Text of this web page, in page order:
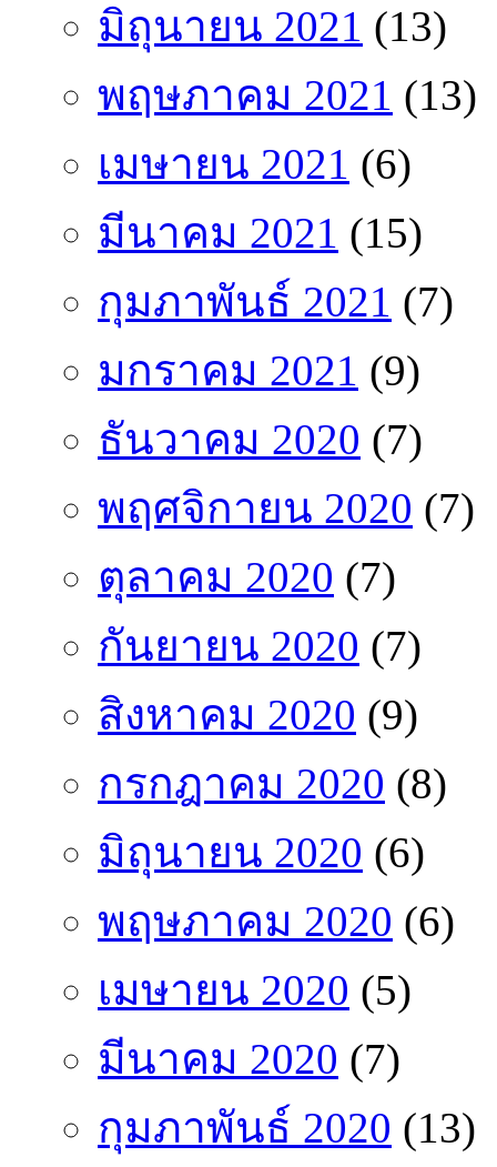
มิถุนายน 2021 (13)
พฤษภาคม 2021 (13)
เมษายน 2021 (6)
มีนาคม 2021 (15)
กุมภาพันธ์ 2021 (7)
มกราคม 2021 (9)
ธันวาคม 2020 (7)
พฤศจิกายน 2020 (7)
ตุลาคม 2020 (7)
กันยายน 2020 (7)
สิงหาคม 2020 (9)
กรกฎาคม 2020 (8)
มิถุนายน 2020 (6)
พฤษภาคม 2020 (6)
เมษายน 2020 (5)
มีนาคม 2020 (7)
กุมภาพันธ์ 2020 (13)